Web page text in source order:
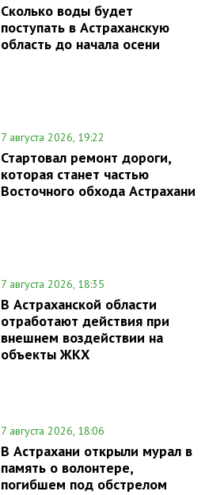
Сколько воды будет
поступать в Астраханскую
область до начала осени
7 августа 2026, 19:22
Стартовал ремонт дороги,
которая станет частью
Восточного обхода Астрахани
7 августа 2026, 18:35
В Астраханской области
отработают действия при
внешнем воздействии на
объекты ЖКХ
7 августа 2026, 18:06
В Астрахани открыли мурал в
память о волонтере,
погибшем под обстрелом